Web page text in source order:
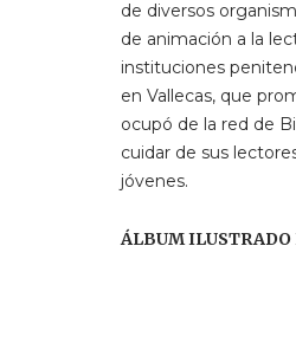
de diversos
de animación a la
instituciones
en Vallecas, que
ocupó de la red de
cuidar de sus
jóvenes.
ÁLBUM ILUSTRADO